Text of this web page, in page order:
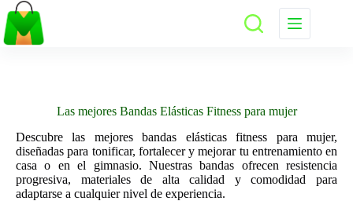
Saltar
al
contenido
Las mejores Bandas Elásticas Fitness para mujer
Descubre las mejores bandas elásticas fitness para mujer,
diseñadas para tonificar, fortalecer y mejorar tu entrenamiento en
casa o en el gimnasio. Nuestras bandas ofrecen resistencia
progresiva, materiales de alta calidad y comodidad para
adaptarse a cualquier nivel de experiencia.